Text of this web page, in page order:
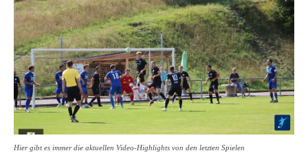
Hier gibt es immer die aktuellen Video-Highlights von den letzten Spielen